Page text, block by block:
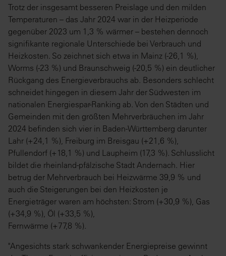
Trotz der insgesamt besseren Preislage und den milden
Temperaturen – das Jahr 2024 war in der Heizperiode
gegenüber 2023 um 1,3 % wärmer – bestehen dennoch
signifikante regionale Unterschiede bei Verbrauch und
Heizkosten. So zeichnet sich etwa in Mainz (-26,1 %),
Worms (-23 %) und Braunschweig (-20,5 %) ein deutlicher
Rückgang des Energieverbrauchs ab. Besonders schlecht
schneidet hingegen in diesem Jahr der Südwesten im
nationalen Energiespar-Ranking ab. Von den Städten und
Gemeinden mit den größten Mehrverbräuchen im Jahr
2024 befinden sich vier in Baden-Württemberg darunter
Lahr (+24,1 %), Freiburg im Breisgau (+21,6 %),
Pfullendorf (+18,1 %) und Laupheim (17,3 %). Schlusslicht
bildet die rheinland-pfälzische Stadt Andernach. Hier
betrug der Mehrverbrauch bei Heizwärme 39,9 % und
auch die Steigerungen bei den Heizkosten je
Energieträger waren am höchsten: Strom (+30,9 %), Gas
(+34,9 %), Öl (+33,5 %),
Fernwärme (+77,8 %).
"Angesichts stark schwankender Energiepreise gewinnt